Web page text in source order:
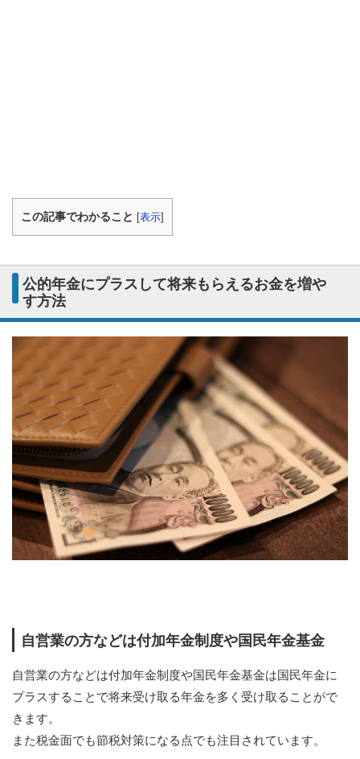
この記事でわかること [表示]
公的年金にプラスして将来もらえるお金を増や
す方法
自営業の方などは付加年金制度や国民年金基金
自営業の方などは付加年金制度や国民年金基金は国民年金に
プラスすることで将来受け取る年金を多く受け取ることがで
きます。
また税金面でも節税対策になる点でも注目されています。